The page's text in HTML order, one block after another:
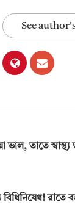
See
ভাল, তাতে
বিধিনিষেধ! রাতে